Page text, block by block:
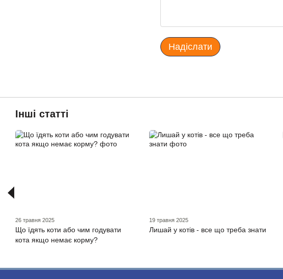
Надіслати
Інші статті
26 травня 2025
Що їдять коти або чим годувати
кота якщо немає корму?
19 травня 2025
Лишай у котів - все що треба знати